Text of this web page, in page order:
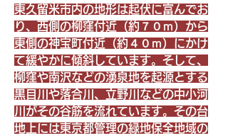
東久留米市内の地形は起伏に富んでお
り、西側の柳窪付近（約７０ｍ）から
東側の神宝町付近（約４０ｍ）にかけ
て緩やかに傾斜しています。そして、
柳窪や南沢などの湧泉地を起源とする
黒目川や落合川、立野川などの中小河
川がその谷筋を流れています。その台
地上には東京都管理の緑地保全地域の